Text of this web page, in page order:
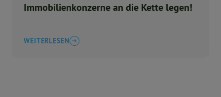
Immobilienkonzerne an die Kette legen!
WEITERLESEN